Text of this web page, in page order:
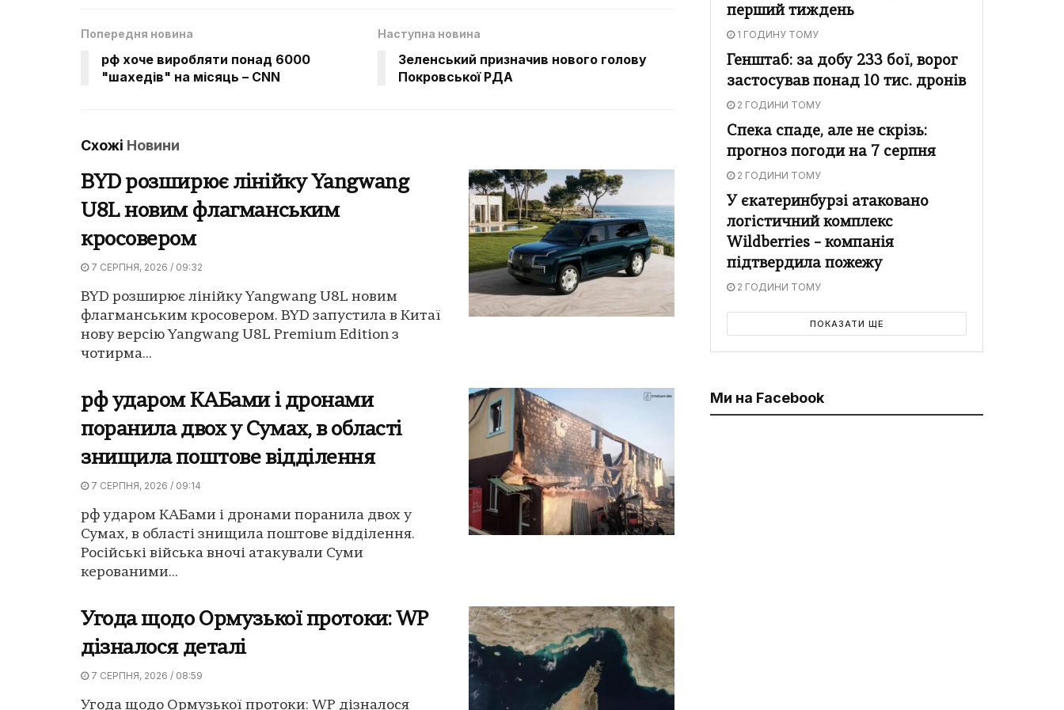
Попередня новина
рф хоче виробляти понад 6000
"шахедів" на місяць – CNN
Наступна новина
Зеленський призначив нового голову
Покровської РДА
Схожі Новини
BYD розширює лінійку Yangwang
U8L новим флагманським
кросовером
7 СЕРПНЯ, 2026 / 09:32
BYD розширює лінійку Yangwang U8L новим
флагманським кросовером. BYD запустила в Китаї
нову версію Yangwang U8L Premium Edition з
чотирма...
рф ударом КАБами і дронами
поранила двох у Сумах, в області
знищила поштове відділення
7 СЕРПНЯ, 2026 / 09:14
рф ударом КАБами і дронами поранила двох у
Сумах, в області знищила поштове відділення.
Російські війська вночі атакували Суми
керованими...
Угода щодо Ормузької протоки: WP
дізналося деталі
7 СЕРПНЯ, 2026 / 08:59
Угода щодо Ормузької протоки: WP дізналося
перший тиждень
1 ГОДИНУ ТОМУ
Генштаб: за добу 233 бої, ворог
застосував понад 10 тис. дронів
2 ГОДИНИ ТОМУ
Спека спаде, але не скрізь:
прогноз погоди на 7 серпня
2 ГОДИНИ ТОМУ
У єкатеринбурзі атаковано
логістичний комплекс
Wildberries – компанія
підтвердила пожежу
2 ГОДИНИ ТОМУ
ПОКАЗАТИ ЩЕ
Ми на Facebook